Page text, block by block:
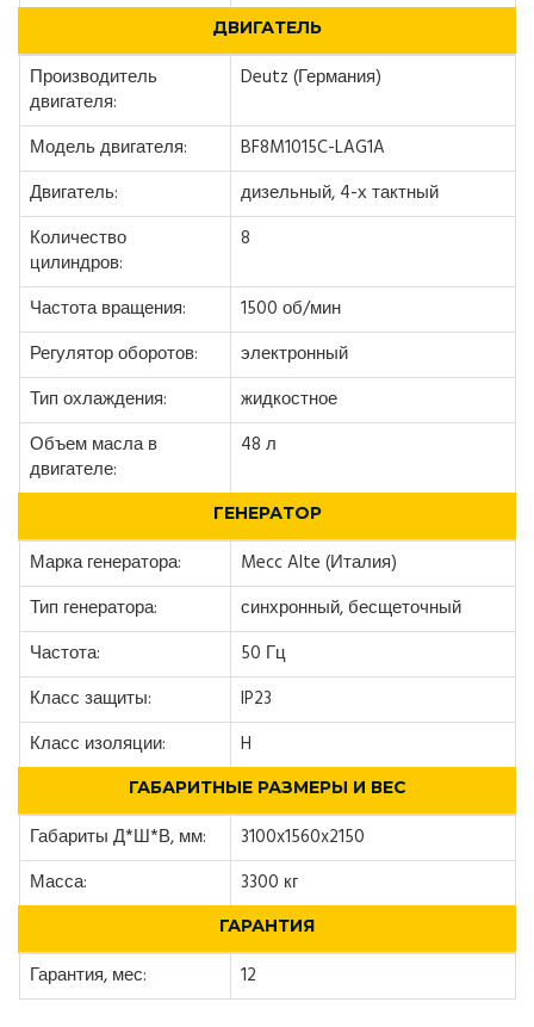
ДВИГАТЕЛЬ
Производитель
двигателя:
Deutz (Германия)
Модель двигателя:
BF8M1015C-LAG1A
Двигатель:
дизельный, 4-х тактный
Количество
цилиндров:
8
Частота вращения:
1500 об/мин
Регулятор оборотов:
электронный
Тип охлаждения:
жидкостное
Объем масла в
двигателе:
48 л
ГЕНЕРАТОР
Марка генератора:
Mecc Alte (Италия)
Тип генератора:
синхронный, бесщеточный
Частота:
50 Гц
Класс защиты:
IP23
Класс изоляции:
H
ГАБАРИТНЫЕ РАЗМЕРЫ И ВЕС
Габариты Д*Ш*В, мм:
3100x1560x2150
Масса:
3300 кг
ГАРАНТИЯ
Гарантия, мес: 12